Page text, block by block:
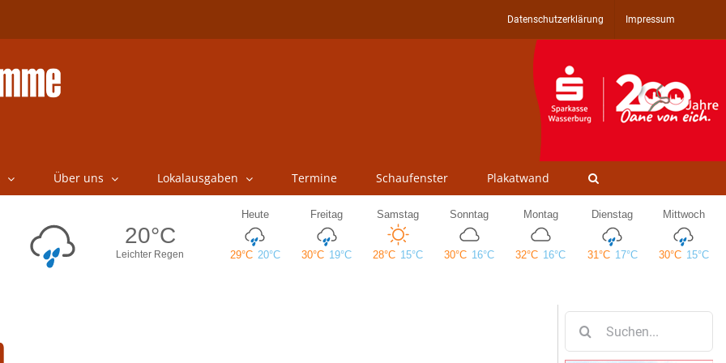
Datenschutzerklärung Impressum
Über uns Lokalausgaben Termine Schaufenster Plakatwand
nach: